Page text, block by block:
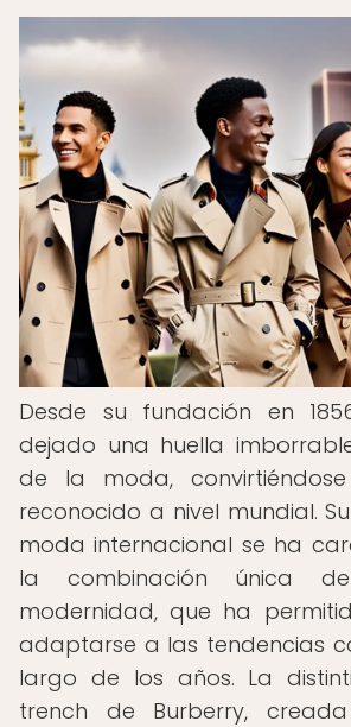
Desde su fundación en
dejado una huella
de la moda,
reconocido a nivel mundial.
moda internacional se ha
la combinación única
modernidad, que ha
adaptarse a las tendencias
largo de los años. La
trench de Burberry, creada